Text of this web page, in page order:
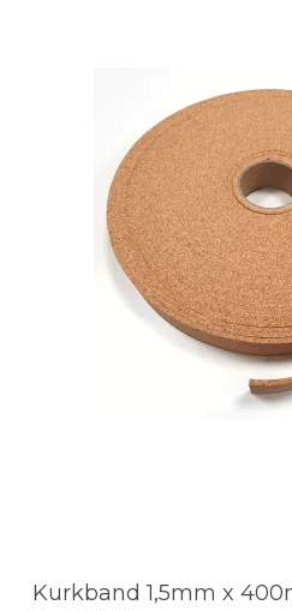
Kurkband 1,5mm x